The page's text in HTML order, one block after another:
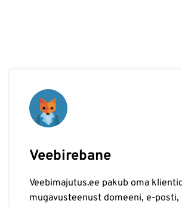
Veebirebane
Veebimajutus.ee pakub oma
mugavusteenust domeeni, e-posti,